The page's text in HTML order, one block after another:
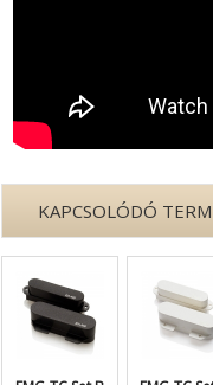
KAPCSOLÓDÓ